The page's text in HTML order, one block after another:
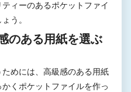
ィーのあるポケットファイ
う。
のある用紙を選ぶ
めには、高級感のある用紙
くポケットファイルを作っ